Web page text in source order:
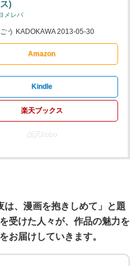
)
メレバ
う KADOKAWA 2013-05-30
Amazon
Kindle
楽天ブックス
楽天kobo
は、漫画を抱きしめて」と題
受けた人々が、作品の魅力を
お届けしていきます。